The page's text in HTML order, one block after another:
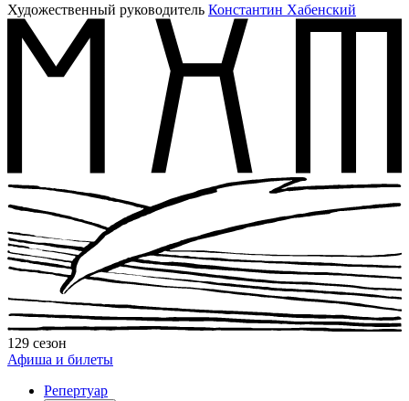
Художественный руководитель Константин Хабенский
129 сезон
Афиша и билеты
Репертуар